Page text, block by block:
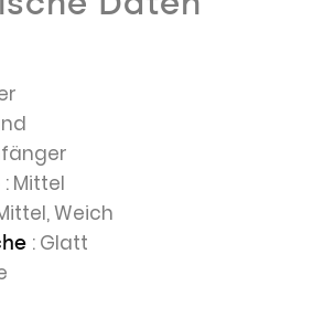
: Mittel
Weich
: Glatt